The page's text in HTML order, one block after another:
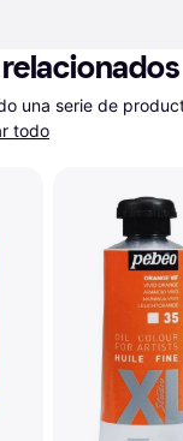
una serie de
todo